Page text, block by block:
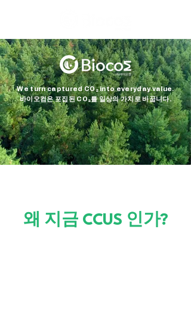
We turn captured CO₂ into everyday value.
바이오컴은 포집된 CO₂를 일상의 가치로 바꿉니다.
​왜 지금 CCUS 인가?